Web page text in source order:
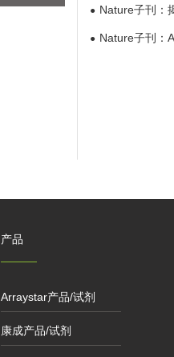
Nature子刊：
Nature子刊：
产品
Arraystar产品/试剂
康成产品/试剂